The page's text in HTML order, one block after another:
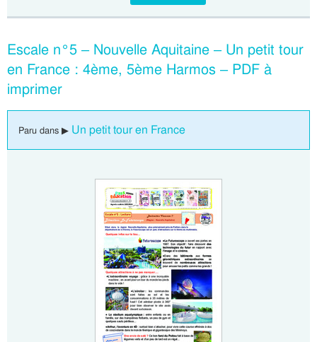
Escale n°5 – Nouvelle Aquitaine – Un petit tour
en France : 4ème, 5ème Harmos – PDF à
imprimer
Paru dans ▶ Un petit tour en France